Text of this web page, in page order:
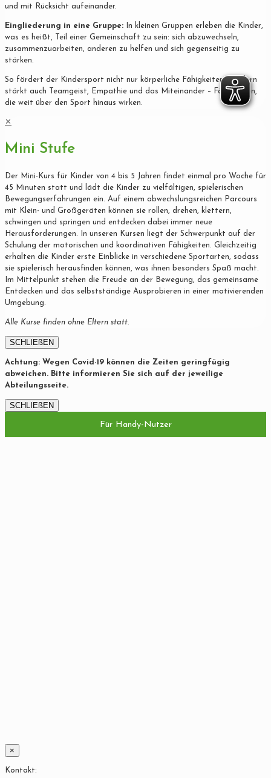
und mit Rücksicht aufeinander.
Eingliederung in eine Gruppe: In kleinen Gruppen erleben die Kinder,
was es heißt, Teil einer Gemeinschaft zu sein: sich abzuwechseln,
zusammenzuarbeiten, anderen zu helfen und sich gegenseitig zu
stärken.
So fördert der Kindersport nicht nur körperliche Fähigkeiten, sondern
stärkt auch Teamgeist, Empathie und das Miteinander – Fähigkeiten,
die weit über den Sport hinaus wirken.
✕
Mini Stufe
Der Mini-Kurs für Kinder von 4 bis 5 Jahren findet einmal pro Woche für
45 Minuten statt und lädt die Kinder zu vielfältigen, spielerischen
Bewegungserfahrungen ein. Auf einem abwechslungsreichen Parcours
mit Klein- und Großgeräten können sie rollen, drehen, klettern,
schwingen und springen und entdecken dabei immer neue
Herausforderungen. In unseren Kursen liegt der Schwerpunkt auf der
Schulung der motorischen und koordinativen Fähigkeiten. Gleichzeitig
erhalten die Kinder erste Einblicke in verschiedene Sportarten, sodass
sie spielerisch herausfinden können, was ihnen besonders Spaß macht.
Im Mittelpunkt stehen die Freude an der Bewegung, das gemeinsame
Entdecken und das selbstständige Ausprobieren in einer motivierenden
Umgebung.
Alle Kurse finden ohne Eltern statt.
SCHLIEßEN
Achtung: Wegen Covid-19 können die Zeiten geringfügig
abweichen. Bitte informieren Sie sich auf der jeweilige
Abteilungsseite.
SCHLIEßEN
Für Handy-Nutzer
×
Kontakt: